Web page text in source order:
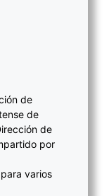
de
de
de
por
varios